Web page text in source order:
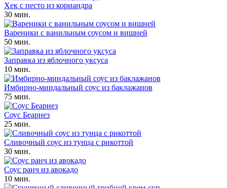
Хек с песто из кориандра
30 мин.
Вареники с ванильным соусом и вишней
50 мин.
Заправка из яблочного уксуса
10 мин.
Имбирно-миндальный соус из баклажанов
75 мин.
Соус Беарнез
25 мин.
Сливочный соус из тунца с рикоттой
30 мин.
Cоус ранч из авокадо
10 мин.